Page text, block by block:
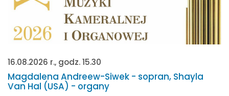
16.08.2026 r., godz. 15.30
Magdalena Andreew-Siwek - sopran, Shayla
Van Hal (USA) - organy